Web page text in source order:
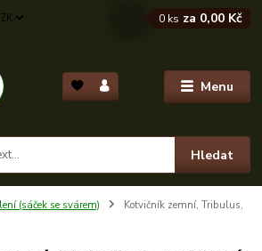
Menu
Hledat
0 ks za 0,00 Kč
(sáček se svárem)
Kotvičník zemní, Tribulus,